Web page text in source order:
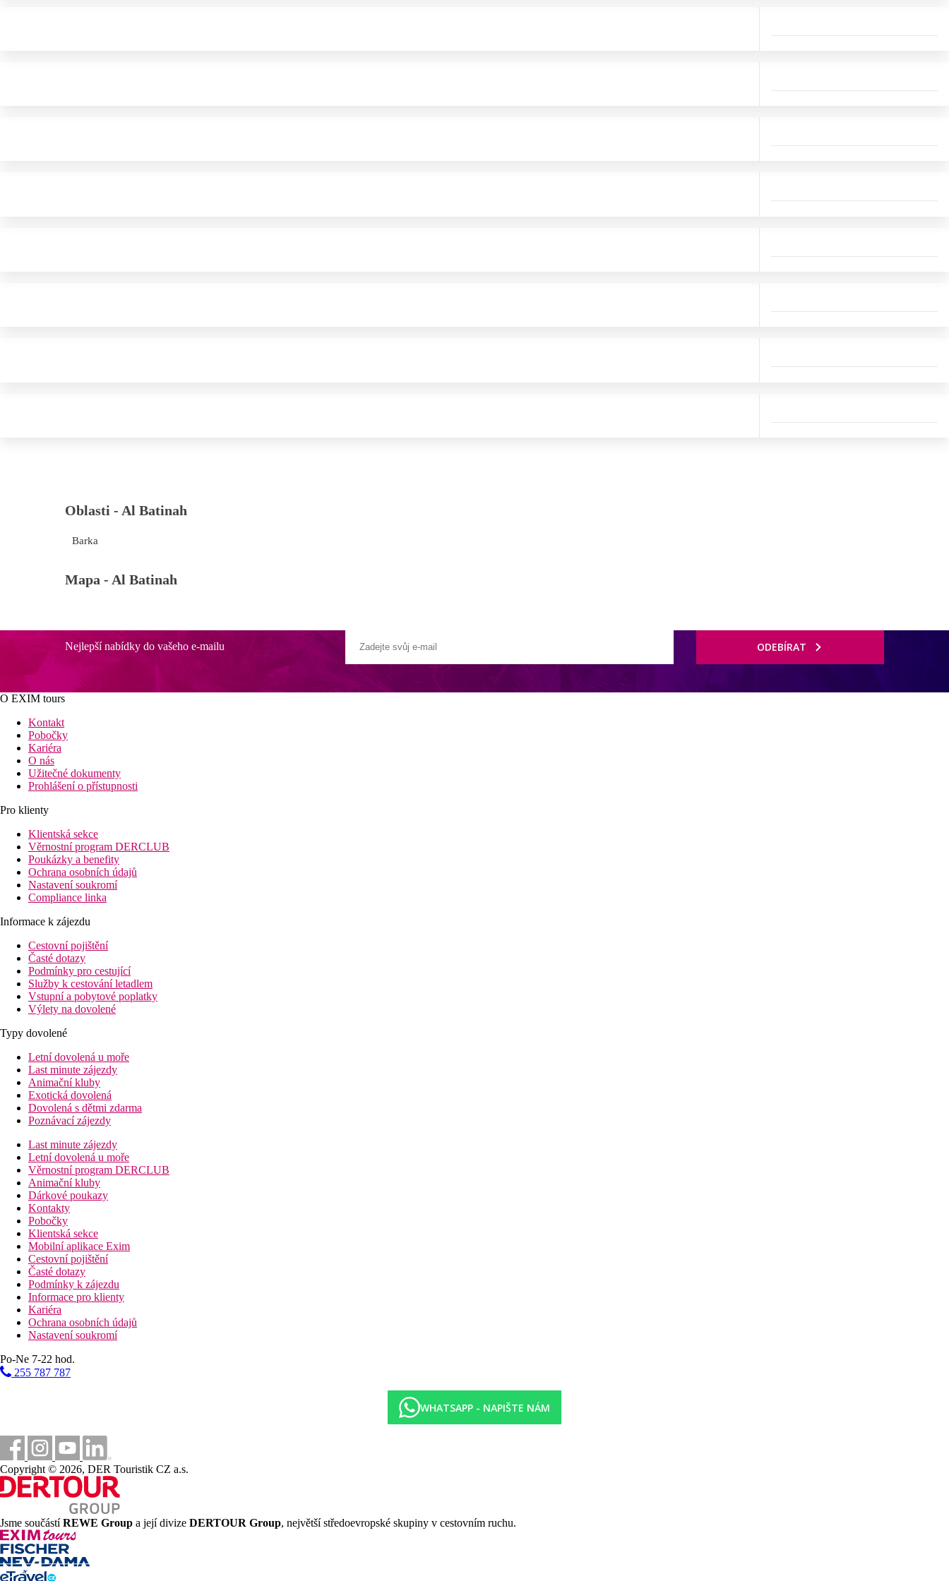
Oblasti - Al Batinah
Barka
Mapa - Al Batinah
Nejlepší nabídky do vašeho e-mailu ODEBÍRAT
O EXIM tours
Kontakt
Pobočky
Kariéra
O nás
Užitečné dokumenty
Prohlášení o přístupnosti
Pro klienty
Klientská sekce
Věrnostní program DERCLUB
Poukázky a benefity
Ochrana osobních údajů
Nastavení soukromí
Compliance linka
Informace k zájezdu
Cestovní pojištění
Časté dotazy
Podmínky pro cestující
Služby k cestování letadlem
Vstupní a pobytové poplatky
Výlety na dovolené
Typy dovolené
Letní dovolená u moře
Last minute zájezdy
Animační kluby
Exotická dovolená
Dovolená s dětmi zdarma
Poznávací zájezdy
Last minute zájezdy
Letní dovolená u moře
Věrnostní program DERCLUB
Animační kluby
Dárkové poukazy
Kontakty
Pobočky
Klientská sekce
Mobilní aplikace Exim
Cestovní pojištění
Časté dotazy
Podmínky k zájezdu
Informace pro klienty
Kariéra
Ochrana osobních údajů
Nastavení soukromí
Po-Ne 7-22 hod.
255 787 787
WHATSAPP - NAPIŠTE NÁM
Copyright © 2026, DER Touristik CZ a.s.
Jsme součástíREWE Group a její divize DERTOUR Group, největší středoevropské skupiny v cestovním ruchu.